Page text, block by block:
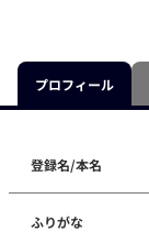
プロフィール
登録名/本名
ふりがな